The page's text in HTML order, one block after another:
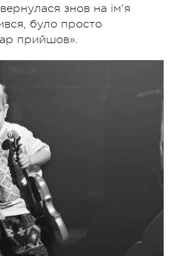
знов на ім'я
було просто
прийшов».